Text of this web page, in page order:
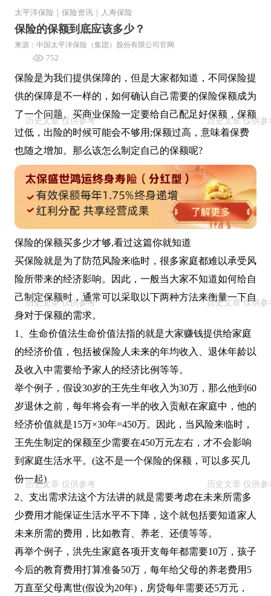
太平洋保险 保险资讯 人寿保险
保险的保额到底应该多少？
来源：中国太平洋保险（集团）股份有限公司官网
752
保险是为我们提供保障的，但是大家都知道，不同保险提
供的保障是不一样的，如何确认自己需要的保险保额成为
了一个问题。买商业保险一定要给自己配足好保额，保额
过低，出险的时候可能会不够用;保额过高，意味着保费
也随之增加。那么该怎么制定自己的保额呢?
保险的保额买多少才够,看过这篇你就知道
买保险就是为了防范风险来临时，很多家庭都难以承受风
险所带来的经济影响。因此，一般当大家不知道如何给自
己制定保额时，通常可以采取以下两种方法来衡量一下自
身对于保额的需求。
1、生命价值法生命价值法指的就是大家赚钱提供给家庭
的经济价值，包括被保险人未来的年均收入、退休年龄以
及收入中需要给予家人的经济比例等等。
举个例子，假设30岁的王先生年收入为30万，那么他到60
岁退休之前，每年将会有一半的收入贡献在家庭中，他的
经济价值就是15万×30年=450万。因此，当风险来临时，
王先生制定的保额至少需要在450万元左右，才不会影响
到家庭生活水平。(这不是一个保险的保额，可以多买几
份一起)
2、支出需求法这个方法讲的就是需要考虑在未来所需多
少费用才能保证生活水平不下降，这个就包括要知道家人
未来所需的费用，比如教育、养老、还债等等。
再举个例子，洪先生家庭各项开支每年都需要10万，孩子
今后的教育费用打算准备50万，每年给父母的养老费用5
万直至父母离世(假设为20年)，房贷每年需要还5万元，